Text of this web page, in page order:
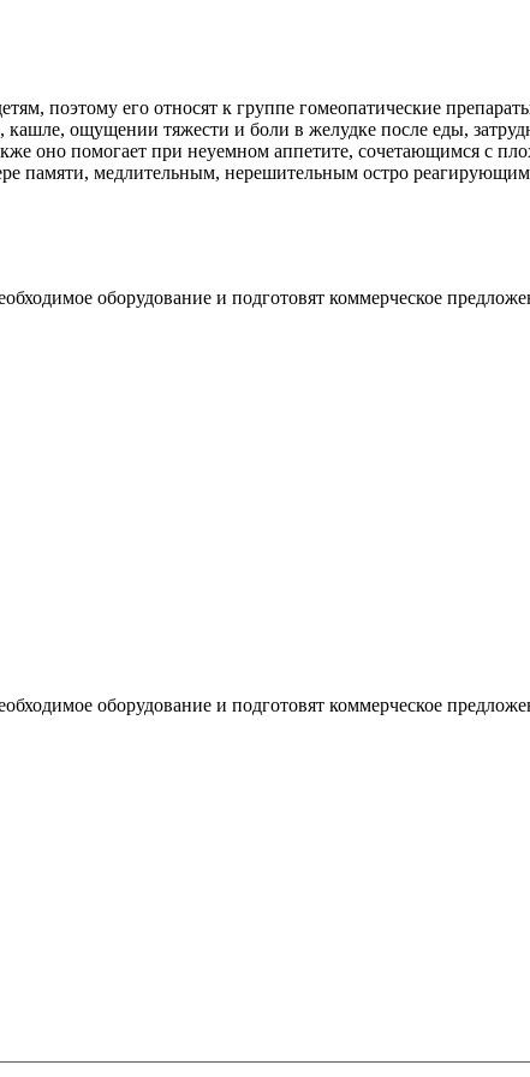
поэтому его относят к группе гомеопатические
ощущении тяжести и боли в желудке после еды,
оно помогает при неуемном аппетите, сочетающимся с
памяти, медлительным, нерешительным остро
оборудование и подготовят коммерческое
оборудование и подготовят коммерческое